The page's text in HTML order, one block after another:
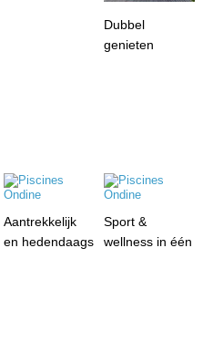
Dubbel
genieten
Aantrekkelijk
en hedendaags
Sport &
wellness in één